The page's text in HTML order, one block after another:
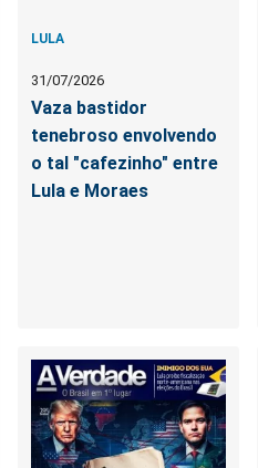
LULA
31/07/2026
Vaza bastidor
tenebroso envolvendo
o tal "cafezinho" entre
Lula e Moraes